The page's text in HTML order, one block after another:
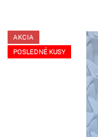
AKCIA
POSLEDNÉ KUSY